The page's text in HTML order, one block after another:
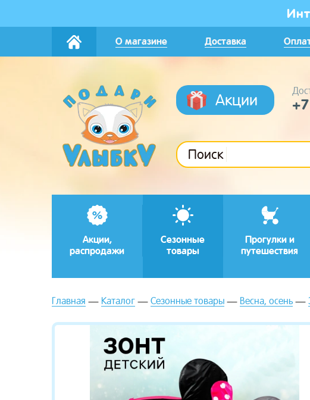
О магазине Доставка
Акции
Поиск
Акции,
распродажи
Сезонные
товары
Прогулки и
путешествия
Главная Каталог Сезонные товары Весна, осень